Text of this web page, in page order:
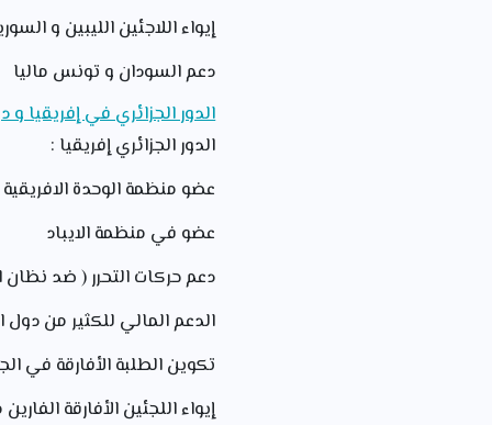
إيواء اللاجئين الليبين و
دعم السودان و تونس ماليا
الدور الجزائري في إفريقيا و
الدور الجزائري إفريقيا :
عضو منظمة الوحدة الافريقية
عضو في منظمة الايباد
دعم حركات التحرر ( ضد نظان
الدعم المالي للكثير من دول
تكوين الطلبة الأفارقة في
إيواء اللجئين الأفارقة